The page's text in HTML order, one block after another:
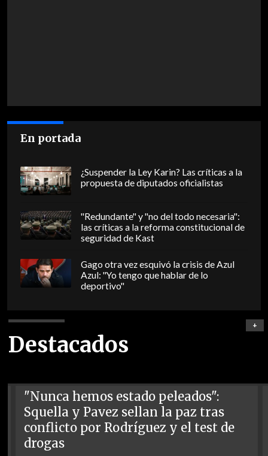
En portada
¿Suspender la Ley Karin? Las críticas a la
propuesta de diputados oficialistas
"Redundante" y "no del todo necesaria":
las críticas a la reforma constitucional de
seguridad de Kast
Gago otra vez esquivó la crisis de Azul
Azul: "Yo tengo que hablar de lo
deportivo"
Destacados
+
"Nunca hemos estado peleados":
Squella y Pavez sellan la paz tras
conflicto por Rodríguez y el test de
drogas